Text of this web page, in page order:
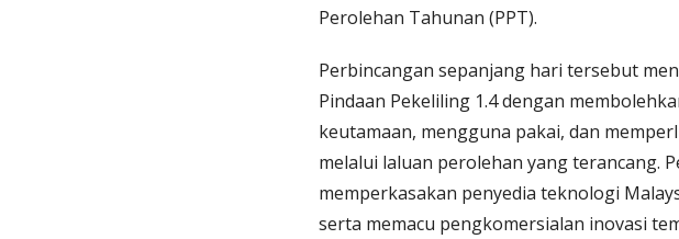
Perolehan Tahunan (PPT).
Perbincangan sepanjang hari tersebut
Pindaan Pekeliling 1.4 dengan
keutamaan, mengguna pakai, dan
melalui laluan perolehan yang terancang.
memperkasakan penyedia teknologi
serta memacu pengkomersialan inovasi